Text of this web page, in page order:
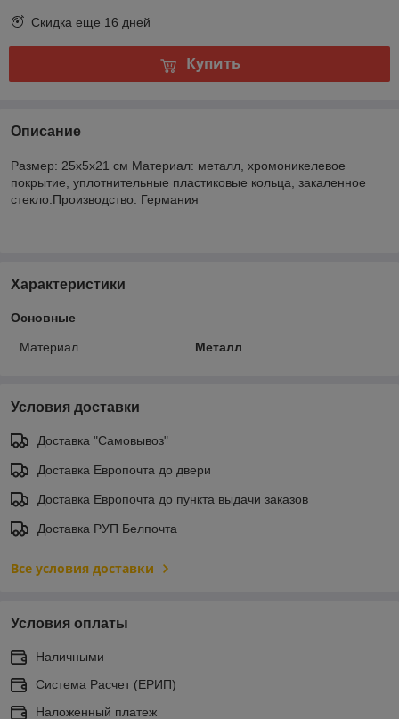
Скидка еще 16 дней
Купить
Описание
Размер: 25x5x21 см Материал: металл, хромоникелевое
покрытие, уплотнительные пластиковые кольца, закаленное
стекло.Производство: Германия
Характеристики
Основные
Материал Металл
Условия доставки
Доставка "Самовывоз"
Доставка Европочта до двери
Доставка Европочта до пункта выдачи заказов
Доставка РУП Белпочта
Все условия доставки
Условия оплаты
Наличными
Система Расчет (ЕРИП)
Наложенный платеж